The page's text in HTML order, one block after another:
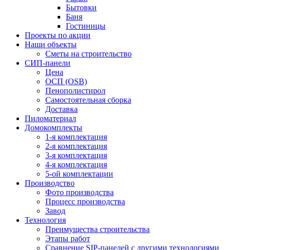
Бытовки
Баня
Гостиницы
Проекты по акции
Наши объекты
Сметы на строительство
СИП-панели
Цена
ОСП (OSB)
Пенополистирол
Самостоятельная сборка
Доставка
Пиломатериал
Домокомплекты
1-я комплектация
2-я комплектация
3-я комплектация
4-я комплектация
5-ой комплектации
Производство
Фото производства
Процесс производства
Завод
Технология
Преимущества строительства
Этапы работ
Сравнение SIP-панелей с другими технологиями